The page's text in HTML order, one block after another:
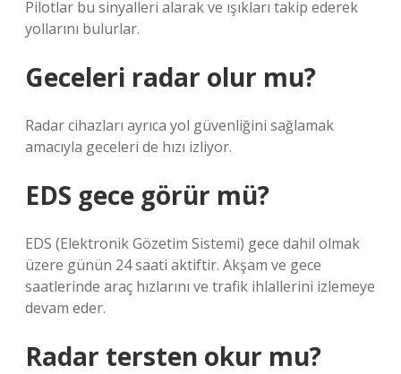
Pilotlar bu sinyalleri alarak ve ışıkları takip ederek
yollarını bulurlar.
Geceleri radar olur mu?
Radar cihazları ayrıca yol güvenliğini sağlamak
amacıyla geceleri de hızı izliyor.
EDS gece görür mü?
EDS (Elektronik Gözetim Sistemi) gece dahil olmak
üzere günün 24 saati aktiftir. Akşam ve gece
saatlerinde araç hızlarını ve trafik ihlallerini izlemeye
devam eder.
Radar tersten okur mu?